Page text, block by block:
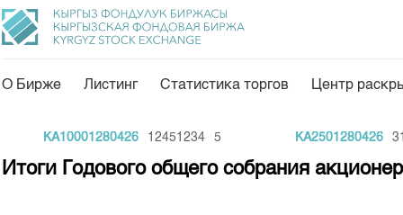
Общая информация
Товарно-сырьевой
О Бирже Листинг Статистика торгов Центр
KA10001280426 12451234 5 KA2501280426
Итоги Годового общего собрания